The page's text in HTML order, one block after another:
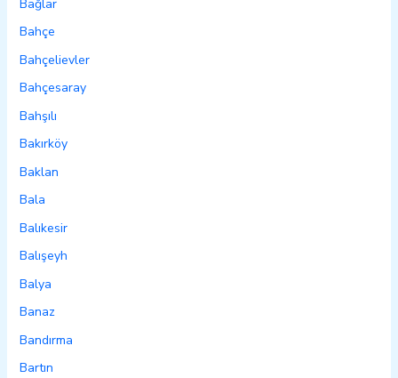
Bağlar
Bahçe
Bahçelievler
Bahçesaray
Bahşılı
Bakırköy
Baklan
Bala
Balıkesir
Balışeyh
Balya
Banaz
Bandırma
Bartın